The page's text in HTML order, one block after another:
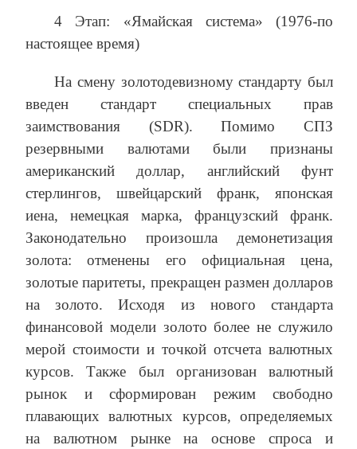
4 Этап: «Ямайская система» (1976-по
настоящее время)
На смену золотодевизному стандарту был
введен стандарт специальных прав
заимствования (SDR). Помимо СПЗ
резервными валютами были признаны
американский доллар, английский фунт
стерлингов, швейцарский франк, японская
иена, немецкая марка, французский франк.
Законодательно произошла демонетизация
золота: отменены его официальная цена,
золотые паритеты, прекращен размен долларов
на золото. Исходя из нового стандарта
финансовой модели золото более не служило
мерой стоимости и точкой отсчета валютных
курсов. Также был организован валютный
рынок и сформирован режим свободно
плавающих валютных курсов, определяемых
на валютном рынке на основе спроса и